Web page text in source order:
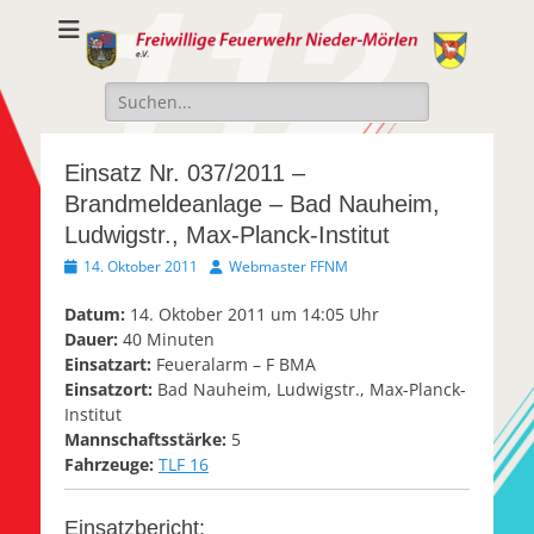
Freiwillige
Feuerwehr Nieder-
Mörlen e.V.
Freiwillige Feuerwehr Nieder-Mörlen e.v.
Suche
nach:
Einsatz Nr. 037/2011 –
Brandmeldeanlage – Bad Nauheim,
Ludwigstr., Max-Planck-Institut
Veröffentlicht
14. Oktober 2011 AutorWebmaster FFNM
Datum: 14. Oktober 2011 um 14:05 Uhr
Dauer: 40 Minuten
Einsatzart: Feueralarm – F BMA
Einsatzort: Bad Nauheim, Ludwigstr., Max-Planck-
Institut
Mannschaftsstärke: 5
Fahrzeuge: TLF 16
Einsatzbericht: